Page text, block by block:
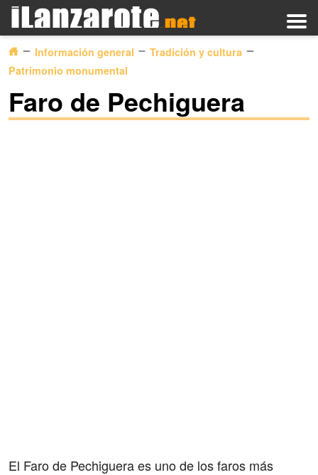
Información general
Tradición y cultura
Patrimonio monumental
Faro de Pechiguera
El Faro de Pechiguera es uno de los faros más